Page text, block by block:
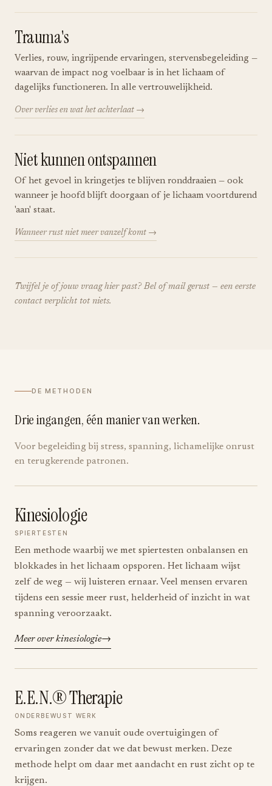
Trauma's
Verlies, rouw, ingrijpende ervaringen, stervensbegeleiding —
waarvan de impact nog voelbaar is in het lichaam of
dagelijks functioneren. In alle vertrouwelijkheid.
Over verlies en wat het achterlaat
Niet kunnen ontspannen
Of het gevoel in kringetjes te blijven ronddraaien — ook
wanneer je hoofd blijft doorgaan of je lichaam voortdurend
'aan' staat.
Wanneer rust niet meer vanzelf komt
Twijfel je of jouw vraag hier past? Bel of mail gerust — een eerste
contact verplicht tot niets.
DE METHODEN
Drie ingangen, één manier van werken.
Voor begeleiding bij stress, spanning, lichamelijke onrust
en terugkerende patronen.
Kinesiologie
SPIERTESTEN
Een methode waarbij we met spiertesten onbalansen en
blokkades in het lichaam opsporen. Het lichaam wijst
zelf de weg — wij luisteren ernaar. Veel mensen ervaren
tijdens een sessie meer rust, helderheid of inzicht in wat
spanning veroorzaakt.
Meer over kinesiologie
E.E.N.® Therapie
ONDERBEWUST WERK
Soms reageren we vanuit oude overtuigingen of
ervaringen zonder dat we dat bewust merken. Deze
methode helpt om daar met aandacht en rust zicht op te
krijgen.